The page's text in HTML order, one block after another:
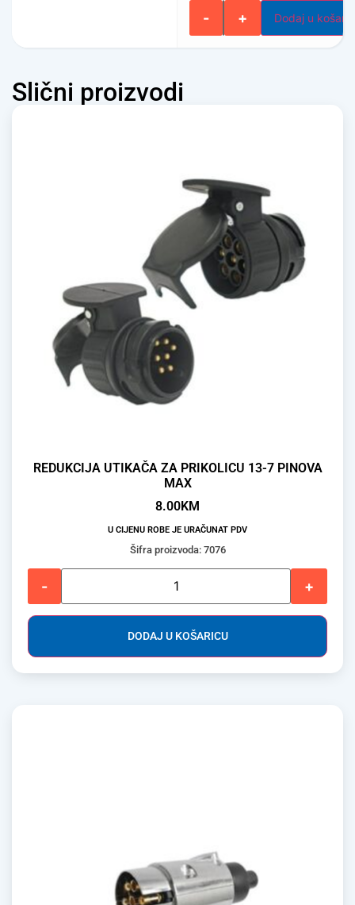
- + Dodaj u
Slični proizvodi
REDUKCIJA UTIKAČA ZA PRIKOLICU 13-7 PINOVA
MAX
8.00KM
U CIJENU ROBE JE URAČUNAT PDV
Šifra proizvoda: 7076
- +
DODAJ U KOŠARICU